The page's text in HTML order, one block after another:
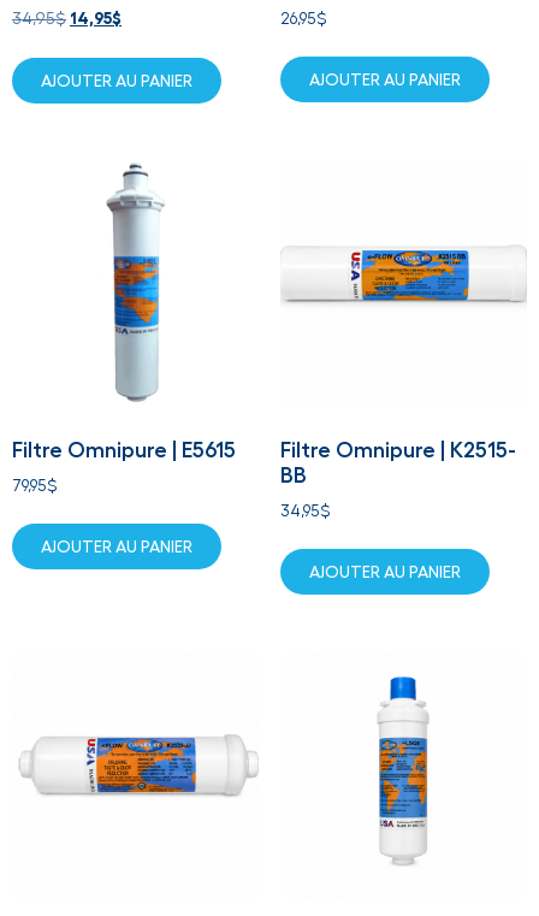
34,95$ 14,95$
AJOUTER AU PANIER
26,95$
AJOUTER AU PANIER
Filtre Omnipure | E5615
79,95$
AJOUTER AU PANIER
Filtre Omnipure | K2515-
BB
34,95$
AJOUTER AU PANIER